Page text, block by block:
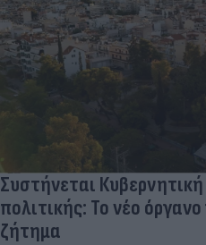
Συστήνεται
πολιτικής: Το νέο
ζήτημα